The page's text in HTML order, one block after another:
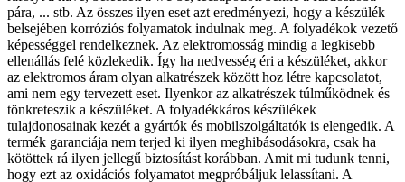
pára, ... stb. Az összes ilyen eset azt eredményezi, hogy a készülék
belsejében korróziós folyamatok indulnak meg. A folyadékok vezető
képességgel rendelkeznek. Az elektromosság mindig a legkisebb
ellenállás felé közlekedik. Így ha nedvesség éri a készüléket, akkor
az elektromos áram olyan alkatrészek között hoz létre kapcsolatot,
ami nem egy tervezett eset. Ilyenkor az alkatrészek túlműködnek és
tönkreteszik a készüléket. A folyadékkáros készülékek
tulajdonosainak kezét a gyártók és mobilszolgáltatók is elengedik. A
termék garanciája nem terjed ki ilyen meghibásodásokra, csak ha
kötöttek rá ilyen jellegű biztosítást korábban. Amit mi tudunk tenni,
hogy ezt az oxidációs folyamatot megpróbáljuk lelassítani. A